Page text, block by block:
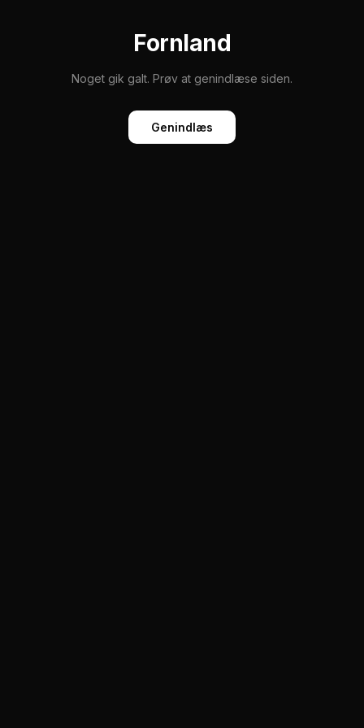
Fornland
Noget gik galt. Prøv at genindlæse siden.
Genindlæs